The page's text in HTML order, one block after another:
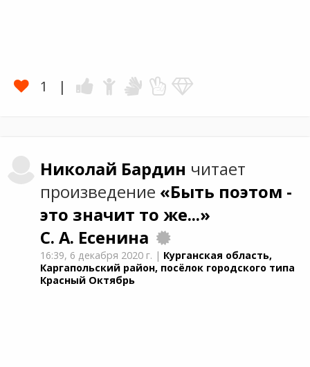
1
Николай Бардин читает
произведение «Быть поэтом -
это значит то же...»
С. А. Есенина
16:39, 6 декабря 2020 г. | Курганская область,
Каргапольский район, посёлок городского типа
Красный Октябрь